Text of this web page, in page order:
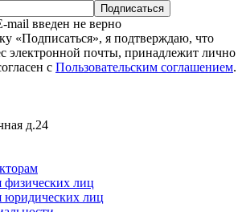
mail введен не верно
«Подписаться», я подтверждаю, что
электронной почты, принадлежит лично
с Пользовательским соглашением.
д.24
физических лиц
юридических лиц